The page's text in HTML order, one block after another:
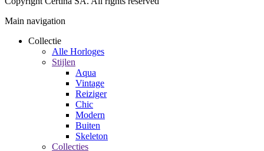
Main navigation
Collectie
Alle Horloges
Stijlen
Aqua
Vintage
Reiziger
Chic
Modern
Buiten
Skeleton
Collecties